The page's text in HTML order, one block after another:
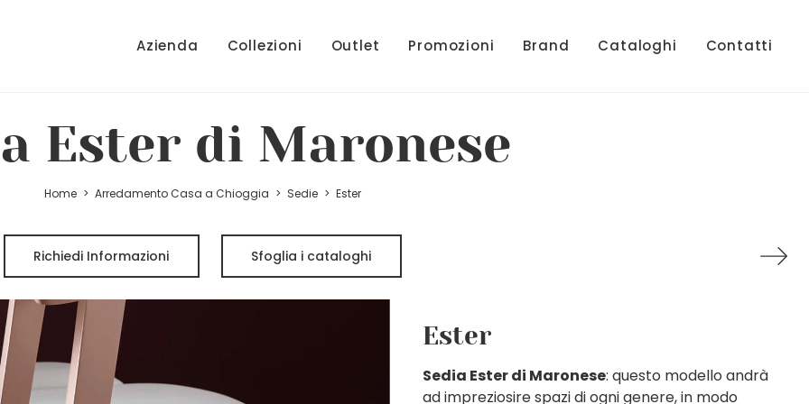
Azienda Collezioni Outlet Promozioni Brand Cataloghi Contatti
Ester di Maronese
Home > Arredamento Casa a Chioggia > Sedie > Ester
Richiedi Informazioni Sfoglia i cataloghi
Ester
Sedia Ester di Maronese: questo modello andrà
ad impreziosire spazi di ogni genere, in modo